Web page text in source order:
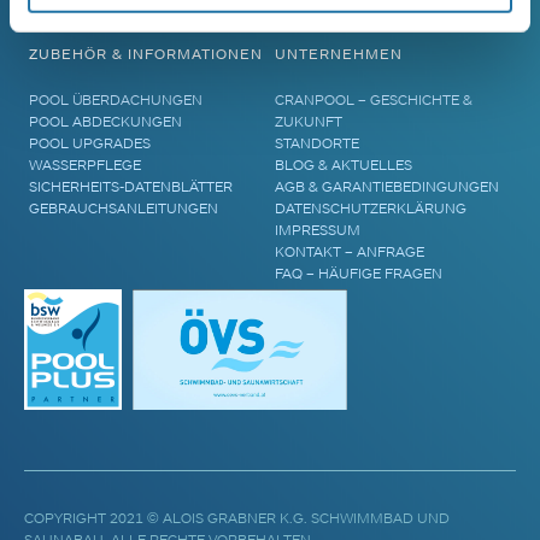
AREND TARU MASSIVHOLZSAUNA
ZUBEHÖR & INFORMATIONEN
POOL ÜBERDACHUNGEN
POOL ABDECKUNGEN
POOL UPGRADES
WASSERPFLEGE
SICHERHEITS-DATENBLÄTTER
GEBRAUCHSANLEITUNGEN
UNTERNEHMEN
CRANPOOL – GESCHICHTE &
ZUKUNFT
STANDORTE
BLOG & AKTUELLES
AGB & GARANTIEBEDINGUNGEN
DATENSCHUTZERKLÄRUNG
IMPRESSUM
KONTAKT – ANFRAGE
FAQ – HÄUFIGE FRAGEN
COPYRIGHT 2021 © ALOIS GRABNER K.G. SCHWIMMBAD UND